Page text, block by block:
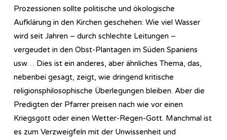
Prozessionen sollte politische und ökologische
Aufklärung in den Kirchen geschehen: Wie viel Wasser
wird seit Jahren – durch schlechte Leitungen –
vergeudet in den Obst-Plantagen im Süden Spaniens
usw… Dies ist ein anderes, aber ähnliches Thema, das,
nebenbei gesagt, zeigt, wie dringend kritische
religionsphilosophische Überlegungen bleiben. Aber die
Predigten der Pfarrer preisen nach wie vor einen
Kriegsgott oder einen Wetter-Regen-Gott. Manchmal ist
es zum Verzweigfeln mit der Unwissenheit und